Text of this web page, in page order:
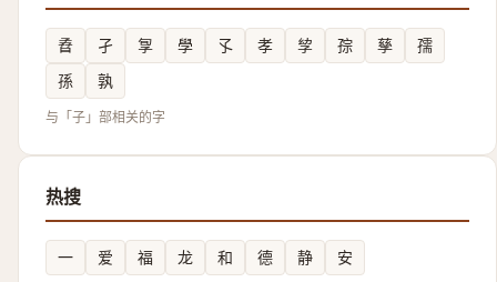
孴 孑 㝁 學 孓 孝 孧 孮 孳
孺
孫
孰
与「子」部相关的字
热搜
一 爱 福 龙 和 德 静 安